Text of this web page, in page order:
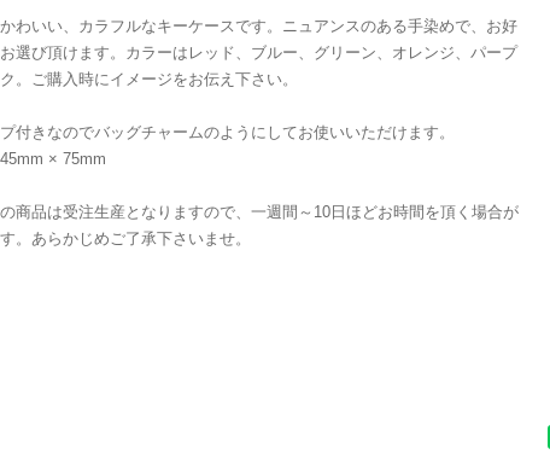
わいい、カラフルなキーケースです。ニュアンスのある手染めで、お好
選び頂けます。カラーはレッド、ブルー、グリーン、オレンジ、パープ
。ご購入時にイメージをお伝え下さい。
付きなのでバッグチャームのようにしてお使いいただけます。
× 75mm
商品は受注生産となりますので、一週間～10日ほどお時間を頂く場合が
。あらかじめご了承下さいませ。